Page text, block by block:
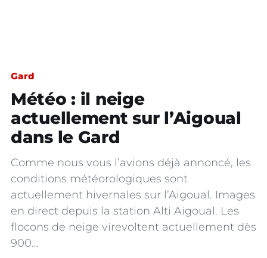
Gard
Météo : il neige
actuellement sur l’Aigoual
dans le Gard
Comme nous vous l’avions déjà annoncé, les
conditions météorologiques sont
actuellement hivernales sur l’Aigoual. Images
en direct depuis la station Alti Aigoual. Les
flocons de neige virevoltent actuellement dès
900…